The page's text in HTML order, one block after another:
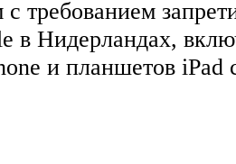
с требованием
в Нидерландах,
и планшетов iPad